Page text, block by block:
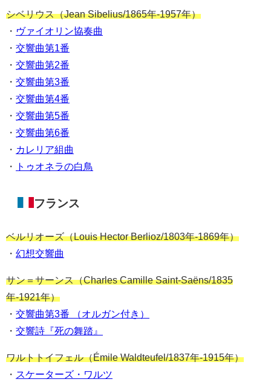
シベリウス（Jean Sibelius/1865年-1957年）
・ ヴァイオリン協奏曲
・ 交響曲第1番
・ 交響曲第2番
・ 交響曲第3番
・ 交響曲第4番
・ 交響曲第5番
・ 交響曲第6番
・ カレリア組曲
・
トゥオネラの白鳥
フランス
ベルリオーズ（Louis Hector Berlioz/1803年-1869年）
・ 幻想交響曲
サン＝サーンス（Charles Camille Saint-Saëns/1835
年-1921年）
・ 交響曲第3番 （オルガン付き）
・ 交響詩『死の舞踏』
ワルトトイフェル（Émile Waldteufel/1837年-1915年）
・ スケーターズ・ワルツ